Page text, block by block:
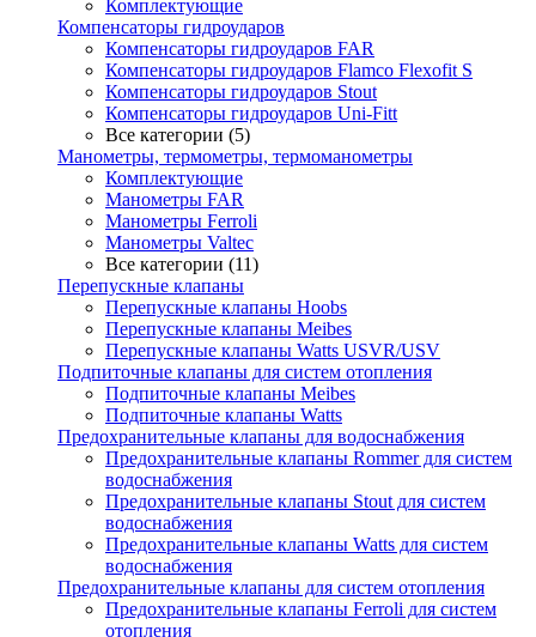
Комплектующие
Компенсаторы гидроударов
Компенсаторы гидроударов FAR
Компенсаторы гидроударов Flamco Flexofit S
Компенсаторы гидроударов Stout
Компенсаторы гидроударов Uni-Fitt
Все категории (5)
Манометры, термометры, термоманометры
Комплектующие
Манометры FAR
Манометры Ferroli
Манометры Valtec
Все категории (11)
Перепускные клапаны
Перепускные клапаны Hoobs
Перепускные клапаны Meibes
Перепускные клапаны Watts USVR/USV
Подпиточные клапаны для систем отопления
Подпиточные клапаны Meibes
Подпиточные клапаны Watts
Предохранительные клапаны для водоснабжения
Предохранительные клапаны Rommer для систем
водоснабжения
Предохранительные клапаны Stout для систем
водоснабжения
Предохранительные клапаны Watts для систем
водоснабжения
Предохранительные клапаны для систем отопления
Предохранительные клапаны Ferroli для систем
отопления